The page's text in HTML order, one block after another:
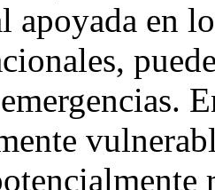
apoyada en